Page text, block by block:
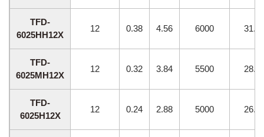
TFD-
6025HH12X
12 0.38 4.56 6000
TFD-
6025MH12X
12 0.32 3.84 5500
TFD-
6025H12X
12 0.24 2.88 5000